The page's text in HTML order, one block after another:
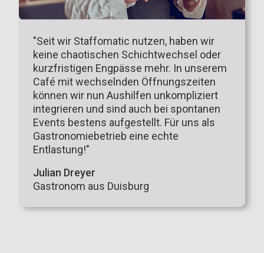
"Seit wir Staffomatic nutzen, haben wir
keine chaotischen Schichtwechsel oder
kurzfristigen Engpässe mehr. In unserem
Café mit wechselnden Öffnungszeiten
können wir nun Aushilfen unkompliziert
integrieren und sind auch bei spontanen
Events bestens aufgestellt. Für uns als
Gastronomiebetrieb eine echte
Entlastung!"
Julian Dreyer
Gastronom aus Duisburg
"Früher haben wir unsere Fahrer per
WhatsApp und Excel koordiniert – das war
bei Stoßzeiten pures Chaos. Seit wir
Staffomatic nutzen, sind unsere
Dienstpläne klar strukturiert,
Schichttausche laufen reibungslos und
wir reagieren flexibel auf kurzfristige
Bestellungen. Gerade im Liefergeschäft
mit stark schwankendem Aufkommen ist
das für uns ein echter Gamechanger."
Marco Yilmaz